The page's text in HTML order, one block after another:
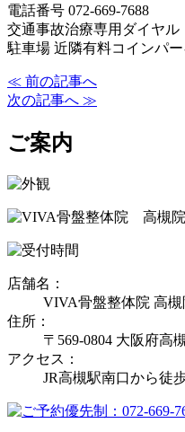
電話番号 072-669-7688
交通事故治療専用ダイヤ
駐車場 近隣有料コインパー
≪ 前の記事へ
次の記事へ ≫
ご案内
店舗名：
VIVA骨盤整体院 高槻
住所：
〒569-0804 大阪府高
アクセス：
JR高槻駅南口から徒